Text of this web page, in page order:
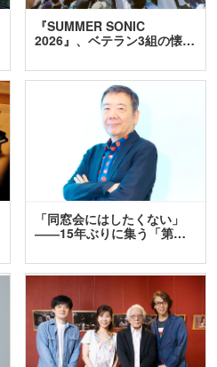
『SUMMER SONIC
2026』、ベテラン3組の懐…
「同窓会にはしたくない」
――15年ぶりに集う「第…